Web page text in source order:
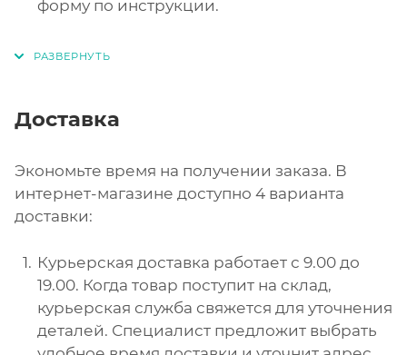
форму по инструкции.
Доставка
Экономьте время на получении заказа. В
интернет-магазине доступно 4 варианта
доставки:
Курьерская доставка работает с 9.00 до
19.00. Когда товар поступит на склад,
курьерская служба свяжется для уточнения
деталей. Специалист предложит выбрать